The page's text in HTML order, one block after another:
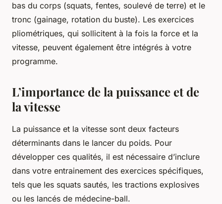
bas du corps (squats, fentes, soulevé de terre) et le
tronc (gainage, rotation du buste). Les exercices
pliométriques, qui sollicitent à la fois la force et la
vitesse, peuvent également être intégrés à votre
programme.
L’importance de la puissance et de
la vitesse
La puissance et la vitesse sont deux facteurs
déterminants dans le lancer du poids. Pour
développer ces qualités, il est nécessaire d’inclure
dans votre entrainement des exercices spécifiques,
tels que les squats sautés, les tractions explosives
ou les lancés de médecine-ball.